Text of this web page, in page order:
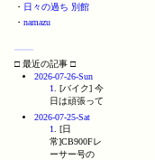
・ 日々の過ち 別館
・ namazu
□ 最近の記事 □
2026-07-26-Sun
1
. [バイク] 今
日は頑張って
2026-07-25-Sat
1
. [日
常]CB900Fレ
ーサー号の